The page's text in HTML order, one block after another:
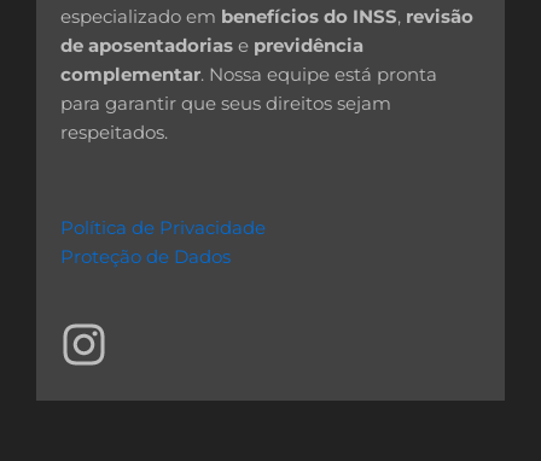
especializado em benefícios do INSS, revisão
de aposentadorias e previdência
complementar. Nossa equipe está pronta
para garantir que seus direitos sejam
respeitados.
Política de Privacidade
Proteção de Dados
I
n
s